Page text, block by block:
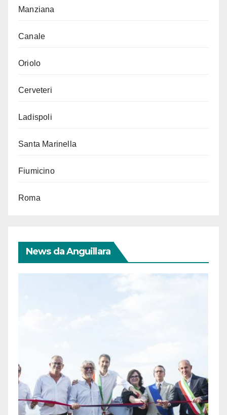
Manziana
Canale
Oriolo
Cerveteri
Ladispoli
Santa Marinella
Fiumicino
Roma
News da Anguillara